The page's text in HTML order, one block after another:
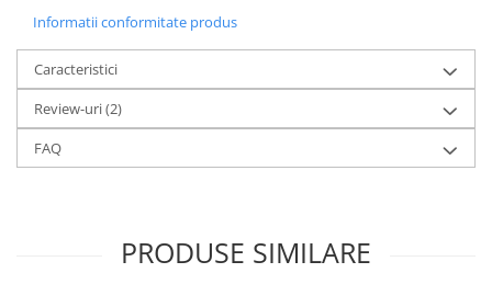
Informatii conformitate produs
Caracteristici
Review-uri(2)
FAQ
PRODUSE SIMILARE